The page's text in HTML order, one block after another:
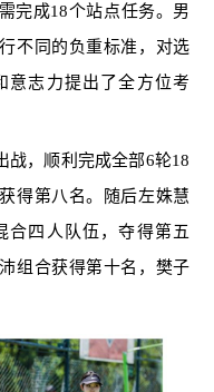
完成18个站点任务。男
不同的负重标准，对选
意志力提出了全方位考
战，顺利完成全部6轮18
得第八名。随后左姝慧
合四人队伍，夺得第五
组合获得第十名，樊子